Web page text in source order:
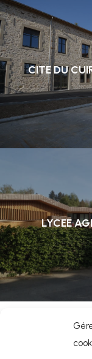
CITE DU
LYCEE